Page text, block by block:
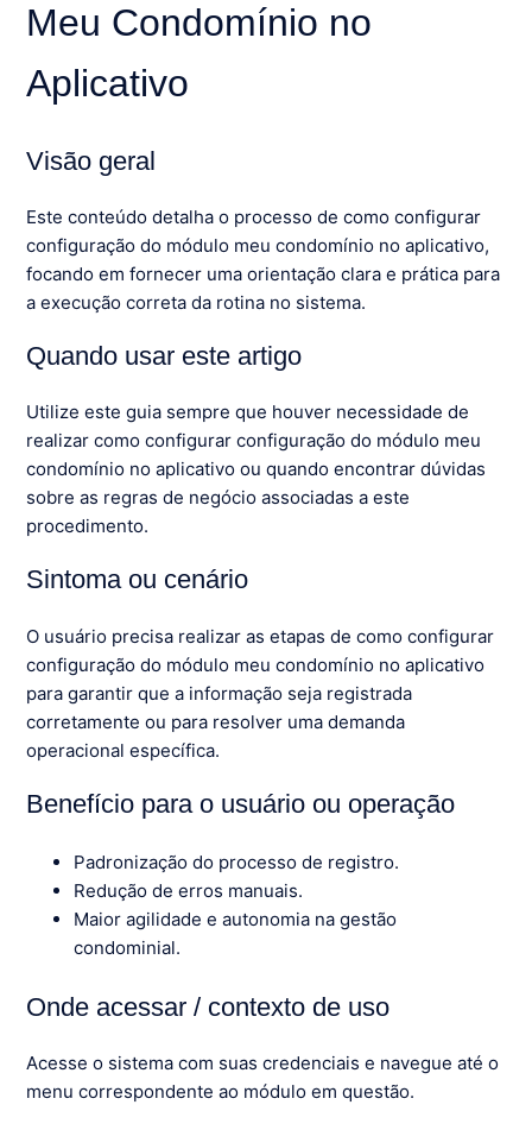
Meu Condomínio no
Aplicativo
Visão geral
Este conteúdo detalha o processo de como configurar
configuração do módulo meu condomínio no aplicativo,
focando em fornecer uma orientação clara e prática para
a execução correta da rotina no sistema.
Quando usar este artigo
Utilize este guia sempre que houver necessidade de
realizar como configurar configuração do módulo meu
condomínio no aplicativo ou quando encontrar dúvidas
sobre as regras de negócio associadas a este
procedimento.
Sintoma ou cenário
O usuário precisa realizar as etapas de como configurar
configuração do módulo meu condomínio no aplicativo
para garantir que a informação seja registrada
corretamente ou para resolver uma demanda
operacional específica.
Benefício para o usuário ou operação
Padronização do processo de registro.
Redução de erros manuais.
Maior agilidade e autonomia na gestão
condominial.
Onde acessar / contexto de uso
Acesse o sistema com suas credenciais e navegue até o
menu correspondente ao módulo em questão.